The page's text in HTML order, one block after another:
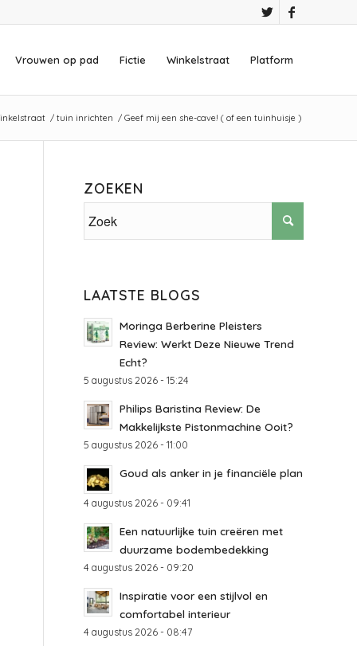
Vrouwen op pad Fictie Winkelstraat Platform
/ tuin inrichten / Geef mij een she-cave! ( of een tuinhuisje )
ZOEKEN
LAATSTE BLOGS
Moringa Berberine Pleisters
Review: Werkt Deze Nieuwe Trend
Echt?
5 augustus 2026 - 15:24
Philips Baristina Review: De
Makkelijkste Pistonmachine Ooit?
5 augustus 2026 - 11:00
Goud als anker in je financiële plan
4 augustus 2026 - 09:41
Een natuurlijke tuin creëren met
duurzame bodembedekking
4 augustus 2026 - 09:20
Inspiratie voor een stijlvol en
comfortabel interieur
4 augustus 2026 - 08:47